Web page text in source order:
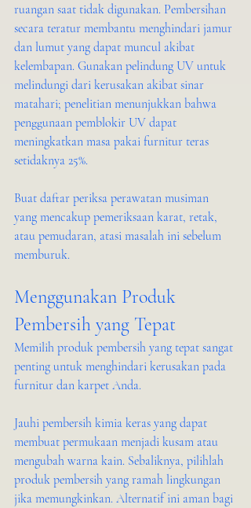
ruangan saat tidak digunakan. Pembersihan
secara teratur membantu menghindari jamur
dan lumut yang dapat muncul akibat
kelembapan. Gunakan pelindung UV untuk
melindungi dari kerusakan akibat sinar
matahari; penelitian menunjukkan bahwa
penggunaan pemblokir UV dapat
meningkatkan masa pakai furnitur teras
setidaknya 25%.
Buat daftar periksa perawatan musiman
yang mencakup pemeriksaan karat, retak,
atau pemudaran, atasi masalah ini sebelum
memburuk.
Menggunakan Produk
Pembersih yang Tepat
Memilih produk pembersih yang tepat sangat
penting untuk menghindari kerusakan pada
furnitur dan karpet Anda.
Jauhi pembersih kimia keras yang dapat
membuat permukaan menjadi kusam atau
mengubah warna kain. Sebaliknya, pilihlah
produk pembersih yang ramah lingkungan
jika memungkinkan. Alternatif ini aman bagi